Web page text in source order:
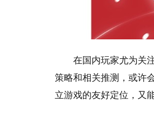
在国内玩家尤为关
策略和相关推测，或许
立游戏的友好定位，又